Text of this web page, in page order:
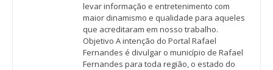
levar informação e entretenimento com
maior dinamismo e qualidade para aqueles
que acreditaram em nosso trabalho.
Objetivo A intenção do Portal Rafael
Fernandes é divulgar o município de Rafael
Fernandes para toda região, o estado do